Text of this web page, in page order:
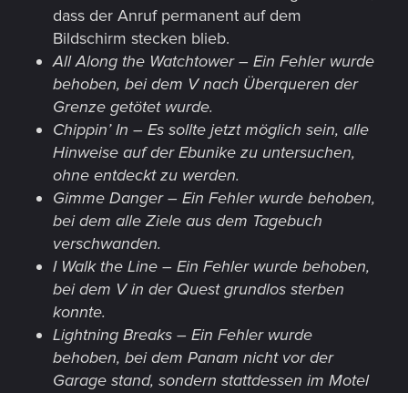
dass der Anruf permanent auf dem
Bildschirm stecken blieb.
All Along the Watchtower – Ein Fehler wurde
behoben, bei dem V nach Überqueren der
Grenze getötet wurde.
Chippin’ In – Es sollte jetzt möglich sein, alle
Hinweise auf der Ebunike zu untersuchen,
ohne entdeckt zu werden.
Gimme Danger – Ein Fehler wurde behoben,
bei dem alle Ziele aus dem Tagebuch
verschwanden.
I Walk the Line – Ein Fehler wurde behoben,
bei dem V in der Quest grundlos sterben
konnte.
Lightning Breaks – Ein Fehler wurde
behoben, bei dem Panam nicht vor der
Garage stand, sondern stattdessen im Motel